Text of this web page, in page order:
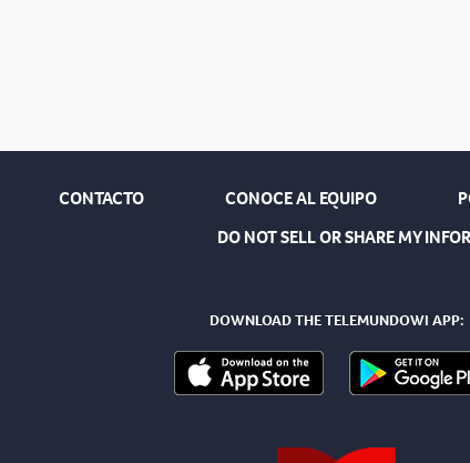
CONTACTO CONOCE AL EQUIPO
DO NOT SELL OR SHARE MY
DOWNLOAD THE TELEMUNDOWI APP: